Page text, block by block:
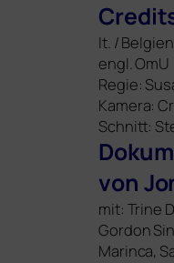
It. /
engl. OmU
Regie:
Kamera:
Schnitt:
von
mit: Trine
Gordon
Marinca,